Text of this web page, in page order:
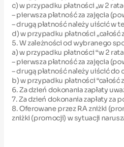
c) w przypadku płatności „w 2
– pierwsza płatność za zajęcia
– drugą płatność należy uiścić w
d) w przypadku płatności
5. W zależności od wybranego
a) w przypadku płatności “w 2
– pierwsza płatność za zajęcia
– drugą płatność należy uiścić
b) w przypadku płatności
6. Za dzień dokonania zapłaty
7. Za dzień dokonania zapłaty
8. Oferowane przez RA zniżki
zniżki (promocji) w sytuacji